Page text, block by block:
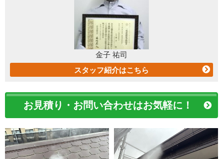
金子 祐司
スタッフ紹介はこちら
お見積り・お問い合わせはお気軽に！